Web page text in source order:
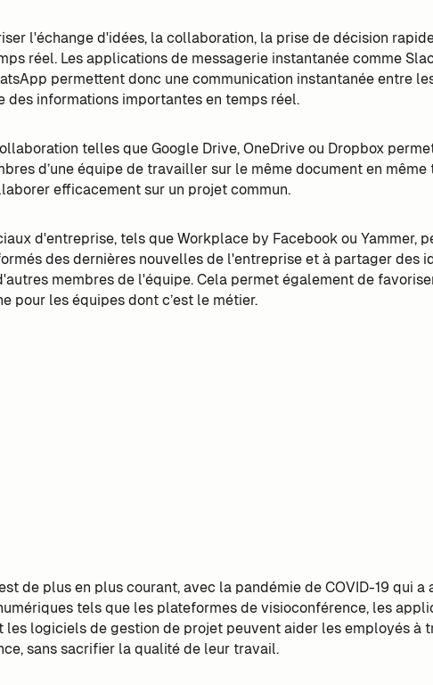
l'échange d'idées, la collaboration, la prise de décision
réel. Les applications de messagerie instantanée comme
permettent donc une communication instantanée entre
des informations importantes en temps réel.
telles que Google Drive, OneDrive ou Dropbox
d’une équipe de travailler sur le même document en même
efficacement sur un projet commun.
d'entreprise, tels que Workplace by Facebook ou Yammer,
des dernières nouvelles de l'entreprise et à partager des
membres de l'équipe. Cela permet également de
pour les équipes dont c’est le métier.
de plus en plus courant, avec la pandémie de COVID-19 qui a
tels que les plateformes de visioconférence, les
les logiciels de gestion de projet peuvent aider les employés à
sans sacrifier la qualité de leur travail.